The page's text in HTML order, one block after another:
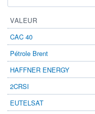
VALEUR
CAC 40
Pétrole Brent
HAFFNER ENERGY
2CRSI
EUTELSAT